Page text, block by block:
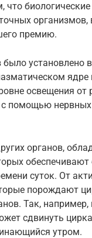
что
премию.
установлено
ядре
освещения от
с помощью
органов,
обеспечивают
суток. От
порождают
Так,
сдвинуть
утром.